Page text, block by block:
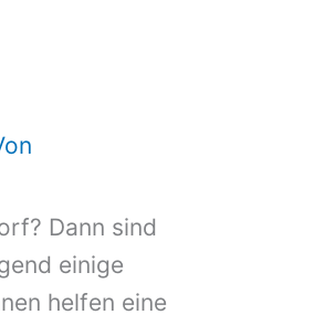
Dann sind
einige
helfen eine